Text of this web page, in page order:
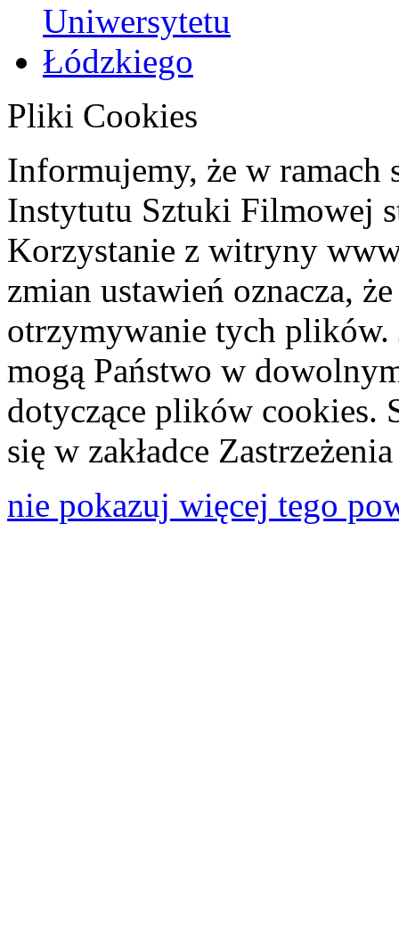
Pliki Cookies
Informujemy, że w ramach
Instytutu Sztuki Filmowej
Korzystanie z witryny
zmian ustawień oznacza,
otrzymywanie tych plików.
mogą Państwo w
dotyczące plików cookies.
się w zakładce
nie pokazuj więcej tego